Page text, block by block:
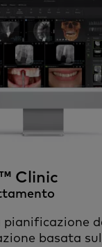
Clinic
pianificazione
basata